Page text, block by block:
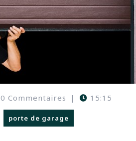
0 Commentaires | 15:15
porte de garage